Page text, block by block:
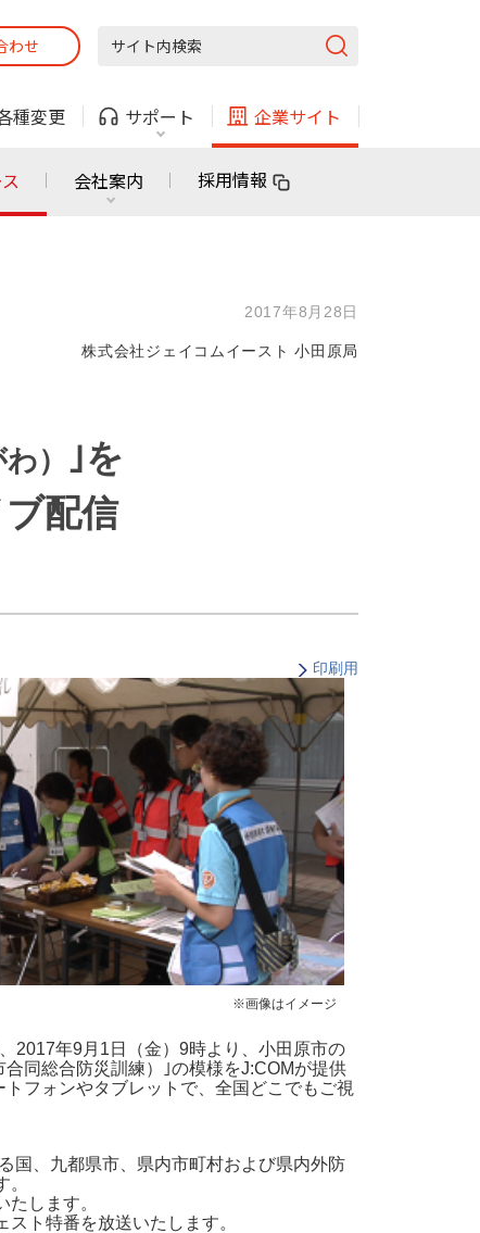
わせ
種変更 サポート 企業サイト
ガス
利用できる物件も！
ガス
払い
引越し・建替え
固定電話
法人・自治体向けサービス
会社案内 採用情報
2017年8月28日
株式会社ジェイコムイースト 小田原局
） ｣を
配信
印刷用
※画像はイメージ
年9月1日（金）9時より、小田原市の
同総合防災訓練）｣の模様をJ:COMが提供
フォンやタブレットで、全国どこでもご視
国、九都県市、県内市町村および県内外防
します。
ト特番を放送いたします。